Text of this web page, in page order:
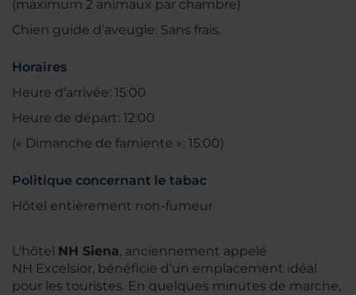
(maximum 2 animaux par chambre)
Chien guide d’aveugle: Sans frais.
Horaires
Heure d’arrivée: 15:00
Heure de départ: 12:00
(« Dimanche de farniente »: 15:00)
Politique concernant le tabac
Hôtel entièrement non-fumeur
L'hôtel NH Siena, anciennement appelé
NH Excelsior, bénéficie d’un emplacement idéal
pour les touristes. En quelques minutes de marche,